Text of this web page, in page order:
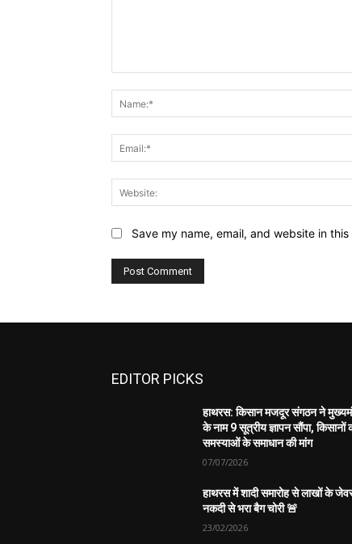
Save my name, email, and website in
EDITOR PICKS
हाथरस: किसान मजदूर संगठन ने
के नाम 9 सूत्रीय ज्ञापन सौंपा, किसानों
समस्याओं के समाधान की मांग
07/07/2026
हाथरस में शादी समारोह से लाखों के
नकदी से भरा बैग चोरी 🚨
23/02/2026